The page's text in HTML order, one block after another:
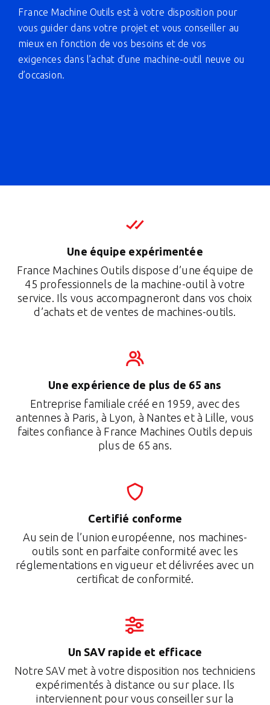
France Machine Outils est à votre disposition pour
vous guider dans votre projet et vous conseiller au
mieux en fonction de vos besoins et de vos
exigences dans l’achat d’une machine-outil neuve ou
d’occasion.
Une équipe expérimentée
France Machines Outils dispose d’une équipe de
45 professionnels de la machine-outil à votre
service. Ils vous accompagneront dans vos choix
d’achats et de ventes de machines-outils.
Une expérience de plus de 65 ans
Entreprise familiale créé en 1959, avec des
antennes à Paris, à Lyon, à Nantes et à Lille, vous
faites confiance à France Machines Outils depuis
plus de 65 ans.
Certifié conforme
Au sein de l’union européenne, nos machines-
outils sont en parfaite conformité avec les
réglementations en vigueur et délivrées avec un
certificat de conformité.
Un SAV rapide et efficace
Notre SAV met à votre disposition nos techniciens
expérimentés à distance ou sur place. Ils
interviennent pour vous conseiller sur la